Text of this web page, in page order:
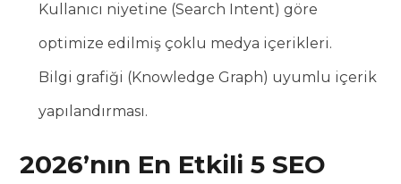
Kullanıcı niyetine (Search Intent) göre
optimize edilmiş çoklu medya içerikleri.
Bilgi grafiği (Knowledge Graph) uyumlu içerik
yapılandırması.
2026’nın En Etkili 5 SEO